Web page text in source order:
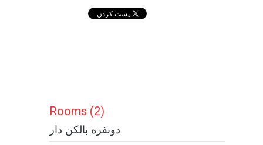
Rooms (2)
دونفره بالکن دار